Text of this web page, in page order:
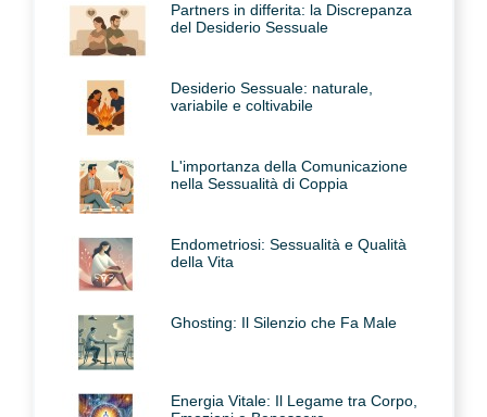
Partners in differita: la Discrepanza
del Desiderio Sessuale
Desiderio Sessuale: naturale,
variabile e coltivabile
L'importanza della Comunicazione
nella Sessualità di Coppia
Endometriosi: Sessualità e Qualità
della Vita
Ghosting: Il Silenzio che Fa Male
Energia Vitale: Il Legame tra Corpo,